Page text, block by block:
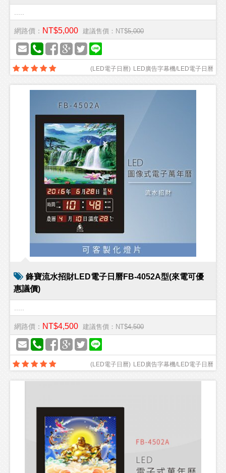
網路價： NT$5,000 建議售價：NT$5,000
LED廣告字幕機/LED電子日曆
(LED電子日曆)
鋒寶流水招財LED電子日曆FB-4052A型(來電可優
惠議價)
網路價： NT$4,500 建議售價：NT$4,500
LED廣告字幕機/LED電子日曆
(LED電子日曆)